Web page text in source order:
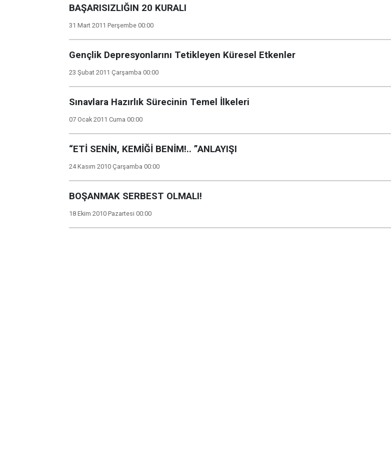
BAŞARISIZLIĞIN 20 KURALI
31 Mart 2011 Perşembe 00:00
Gençlik Depresyonlarını Tetikleyen Küresel Etkenler
23 Şubat 2011 Çarşamba 00:00
Sınavlara Hazırlık Sürecinin Temel İlkeleri
07 Ocak 2011 Cuma 00:00
“ETİ SENİN, KEMİĞİ BENİM!.. ”ANLAYIŞI
24 Kasım 2010 Çarşamba 00:00
BOŞANMAK SERBEST OLMALI!
18 Ekim 2010 Pazartesi 00:00